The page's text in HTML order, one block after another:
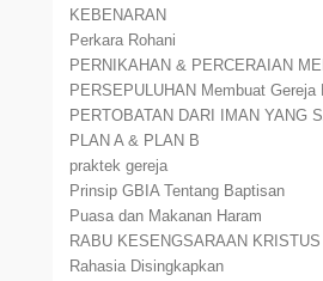
KEBENARAN
Perkara Rohani
PERNIKAHAN & PERCERAIAN
PERSEPULUHAN Membuat Gereja
PERTOBATAN DARI IMAN YANG
PLAN A & PLAN B
praktek gereja
Prinsip GBIA Tentang Baptisan
Puasa dan Makanan Haram
RABU KESENGSARAAN KRISTUS
Rahasia Disingkapkan